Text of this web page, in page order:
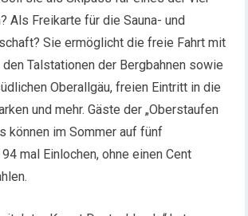
Als Freikarte für die Sauna- und
Sie ermöglicht die freie Fahrt mit
Talstationen der Bergbahnen sowie
Oberallgäu, freien Eintritt in die
und mehr. Gäste der „Oberstaufen
können im Sommer auf fünf
mal Einlochen, ohne einen Cent